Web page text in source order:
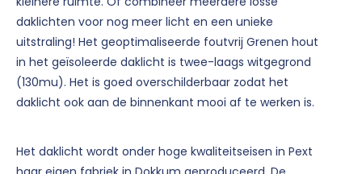
daklichten voor nog meer licht en een unieke
uitstraling! Het geoptimaliseerde foutvrij Grenen hout
in het geïsoleerde daklicht is twee-laags witgegrond
(130mu). Het is goed overschilderbaar zodat het
daklicht ook aan de binnenkant mooi af te werken is.
Het daklicht wordt onder hoge kwaliteitseisen in Pext